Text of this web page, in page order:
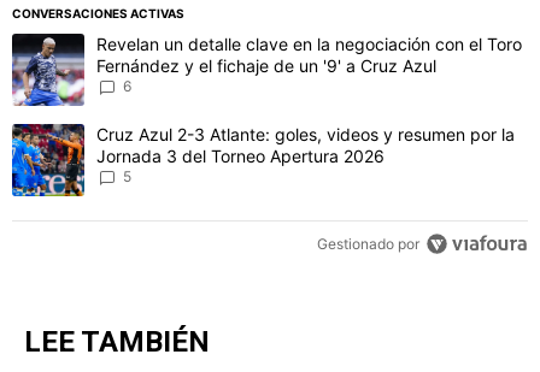
CONVERSACIONES ACTIVAS
Este listado muestra los artículos con más comentarios en los
Un artículo de tendencia con el título "Revelan un detalle clave
Revelan un detalle clave en la negociación con el Toro
Fernández y el fichaje de un '9' a Cruz Azul
6
Un artículo de tendencia con el título "Cruz Azul 2-3 Atlante:
Cruz Azul 2-3 Atlante: goles, videos y resumen por la
Jornada 3 del Torneo Apertura 2026
5
Gestionado por
LEE TAMBIÉN